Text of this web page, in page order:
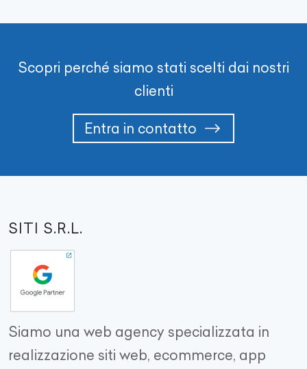
Scopri perché siamo stati scelti dai nostri
clienti
Entra in contatto
SITI S.R.L.
Siamo una web agency specializzata in
realizzazione siti web, ecommerce, app